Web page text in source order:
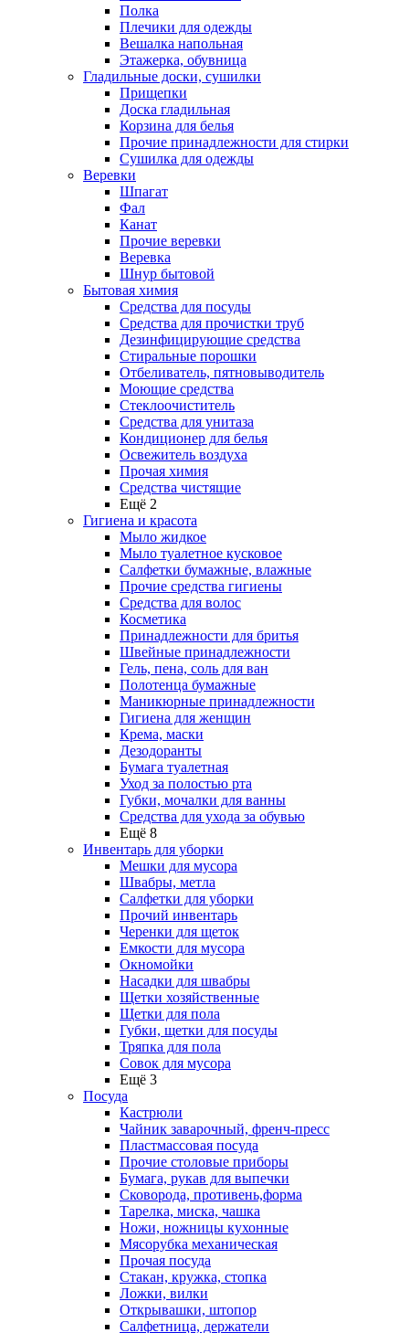
Полка
Плечики для одежды
Вешалка напольная
Этажерка, обувница
Гладильные доски, сушилки
Прищепки
Доска гладильная
Корзина для белья
Прочие принадлежности для стирки
Сушилка для одежды
Веревки
Шпагат
Фал
Канат
Прочие веревки
Веревка
Шнур бытовой
Бытовая химия
Средства для посуды
Средства для прочистки труб
Дезинфицирующие средства
Стиральные порошки
Отбеливатель, пятновыводитель
Моющие средства
Стеклоочиститель
Средства для унитаза
Кондиционер для белья
Освежитель воздуха
Прочая химия
Средства чистящие
Ещё 2
Гигиена и красота
Мыло жидкое
Мыло туалетное кусковое
Салфетки бумажные, влажные
Прочие средства гигиены
Средства для волос
Косметика
Принадлежности для бритья
Швейные принадлежности
Гель, пена, соль для ван
Полотенца бумажные
Маникюрные принадлежности
Гигиена для женщин
Крема, маски
Дезодоранты
Бумага туалетная
Уход за полостью рта
Губки, мочалки для ванны
Средства для ухода за обувью
Ещё 8
Инвентарь для уборки
Мешки для мусора
Швабры, метла
Салфетки для уборки
Прочий инвентарь
Черенки для щеток
Емкости для мусора
Окномойки
Насадки для швабры
Щетки хозяйственные
Щетки для пола
Губки, щетки для посуды
Тряпка для пола
Совок для мусора
Ещё 3
Посуда
Кастрюли
Чайник заварочный, френч-пресс
Пластмассовая посуда
Прочие столовые приборы
Бумага, рукав для выпечки
Сковорода, противень,форма
Тарелка, миска, чашка
Ножи, ножницы кухонные
Мясорубка механическая
Прочая посуда
Стакан, кружка, стопка
Ложки, вилки
Открывашки, штопор
Салфетница, держатели